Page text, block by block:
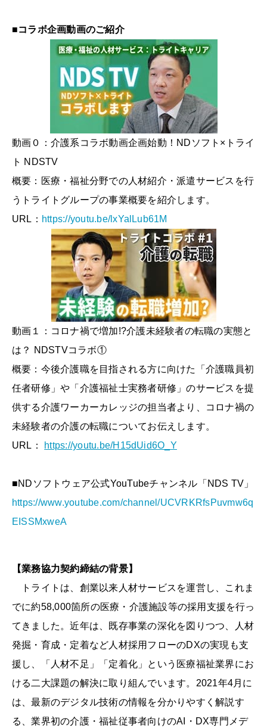
■コラボ企画動画のご紹介
動画０：介護系コラボ動画企画始動！NDソフト×トライ
ト NDSTV
概要：医療・福祉分野での⼈材紹介・派遣サービスを行
うトライトグループの事業概要を紹介します。
URL： https://youtu.be/lxYalLub61M
動画１：コロナ禍で増加!?介護未経験者の転職の実態と
は？ NDSTVコラボ①
概要：今後介護職を目指される方に向けた「介護職員初
任者研修」や「介護福祉士実務者研修」のサービスを提
供する介護ワーカーカレッジの担当者より、コロナ禍の
未経験者の介護の転職についてお伝えします。
URL：
https://youtu.be/H15dUid6O_Y
■NDソフトウェア公式YouTubeチャンネル「NDS TV」
https://www.youtube.com/channel/UCVRKRfsPuvmw6q
EISSMxweA
【業務協力契約締結の背景】
トライトは、創業以来人材サービスを運営し、これま
でに約58,000箇所の医療・介護施設等の採用支援を行っ
てきました。近年は、既存事業の深化を図りつつ、人材
発掘・育成・定着など人材採用フローのDXの実現も支
援し、「人材不足」「定着化」という医療福祉業界にお
ける二大課題の解決に取り組んでいます。2021年4月に
は、最新のデジタル技術の情報を分かりやすく解説す
る、業界初の介護・福祉従事者向けのAI・DX専門メデ